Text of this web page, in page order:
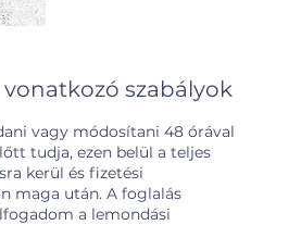
szabályok
vagy módosítani 48 órával
tudja, ezen belül a teljes
kerül és fizetési
maga után. A foglalás
a lemondási